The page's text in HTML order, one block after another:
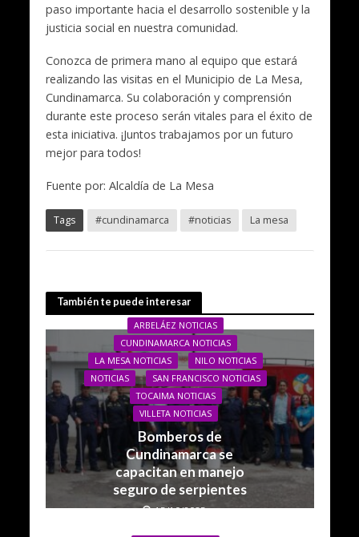
paso importante hacia el desarrollo sostenible y la
justicia social en nuestra comunidad.
Conozca de primera mano al equipo que estará
realizando las visitas en el Municipio de La Mesa,
Cundinamarca. Su colaboración y comprensión
durante este proceso serán vitales para el éxito de
esta iniciativa. ¡Juntos trabajamos por un futuro
mejor para todos!
Fuente por: Alcaldía de La Mesa
Tags #cundinamarca #noticias La mesa
También te puede interesar
ARBELÁEZ NOTICIAS
CUNDINAMARCA NOTICIAS
LA MESA NOTICIAS
NILO NOTICIAS
NOTICIAS
SAN FRANCISCO NOTICIAS
TOCAIMA NOTICIAS
VILLETA NOTICIAS
Bomberos de
Cundinamarca se
capacitan en manejo
seguro de serpientes
15/10/2025